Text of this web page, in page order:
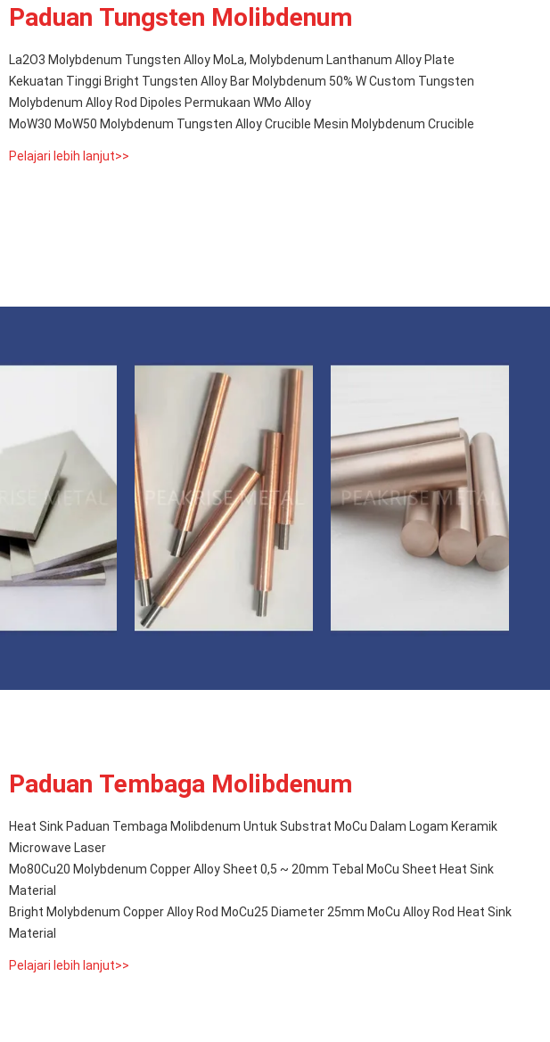
Paduan Tungsten Molibdenum
La2O3 Molybdenum Tungsten Alloy MoLa, Molybdenum Lanthanum Alloy Plate
Kekuatan Tinggi Bright Tungsten Alloy Bar Molybdenum 50% W Custom Tungsten
Molybdenum Alloy Rod Dipoles Permukaan WMo Alloy
MoW30 MoW50 Molybdenum Tungsten Alloy Crucible Mesin Molybdenum Crucible
Pelajari lebih lanjut>>
Paduan Tembaga Molibdenum
Heat Sink Paduan Tembaga Molibdenum Untuk Substrat MoCu Dalam Logam Keramik
Microwave Laser
Mo80Cu20 Molybdenum Copper Alloy Sheet 0,5 ~ 20mm Tebal MoCu Sheet Heat Sink
Material
Bright Molybdenum Copper Alloy Rod MoCu25 Diameter 25mm MoCu Alloy Rod Heat Sink
Material
Pelajari lebih lanjut>>